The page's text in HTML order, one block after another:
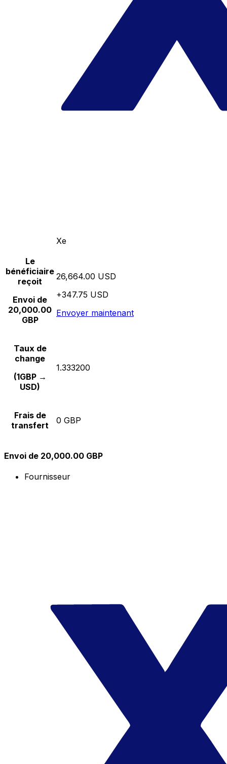
Xe
Le
bénéficiaire
reçoit
Envoi de
20,000.00
GBP
26,664.00 USD
+347.75 USD
Envoyer maintenant
Taux de
change
(1GBP →
USD)
1.333200
Frais de
transfert
0 GBP
Envoi de 20,000.00 GBP
Fournisseur